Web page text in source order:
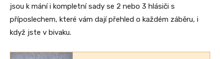
jsou k mání i kompletní sady se 2 nebo 3 hlásiči s
příposlechem, které vám dají přehled o každém záběru, i
když jste v bivaku.